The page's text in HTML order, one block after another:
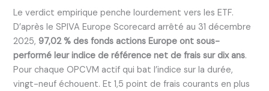
Le verdict empirique penche lourdement vers les ETF.
D’après le SPIVA Europe Scorecard arrêté au 31 décembre
2025,97,02 % des fonds actions Europe ont sous-
performé leur indice de référence net de frais sur dix ans.
Pour chaque OPCVM actif qui bat l’indice sur la durée,
vingt-neuf échouent. Et 1,5 point de frais courants en plus